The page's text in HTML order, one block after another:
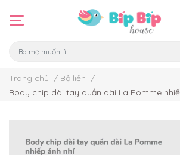
Trang chủ / Bộ liền /
Body chip dài tay quần dài La Pomme